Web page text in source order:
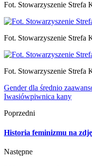
Fot. Stowarzyszenie Strefa
Fot. Stowarzyszenie Strefa
Fot. Stowarzyszenie Strefa
Gender dla średnio
Iwasiówpiwnica kany
Poprzedni
Historia feminizmu na
Następne